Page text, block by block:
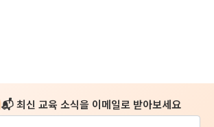
📬 최신 교육 소식을 이메일로 받아보세요